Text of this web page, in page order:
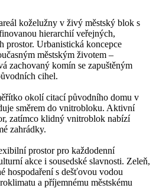
koželužny v živý městský blok s
hierarchií veřejných,
prostor. Urbanistická koncepce
městským životem –
zachovaný komín se zapuštěným
cihel.
okolí citací původního domu v
směrem do vnitrobloku. Aktivní
zatímco klidný vnitroblok nabízí
zahrádky.
prostor pro každodenní
akce i sousedské slavnosti. Zeleň,
hospodaření s dešťovou vodou
a příjemnému městskému